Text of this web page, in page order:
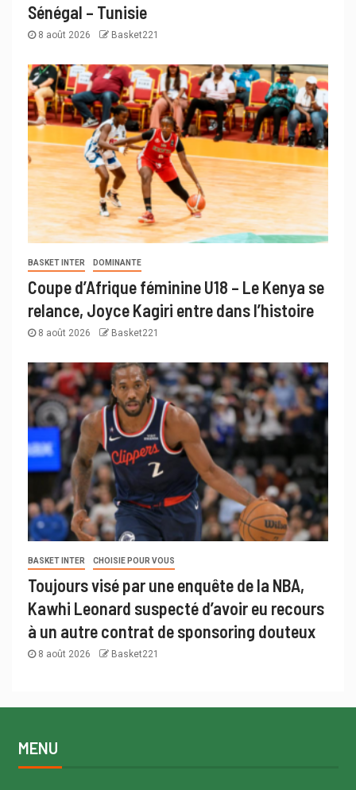
Sénégal – Tunisie
8 août 2026 Basket221
BASKET INTER DOMINANTE
Coupe d’Afrique féminine U18 – Le Kenya se
relance, Joyce Kagiri entre dans l’histoire
8 août 2026 Basket221
BASKET INTER CHOISIE POUR VOUS
Toujours visé par une enquête de la NBA,
Kawhi Leonard suspecté d’avoir eu recours
à un autre contrat de sponsoring douteux
8 août 2026 Basket221
MENU